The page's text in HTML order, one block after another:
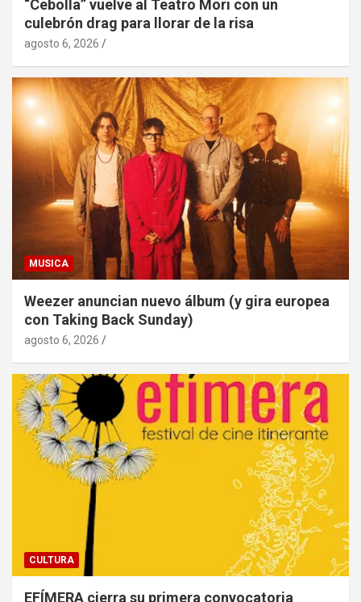
“Cebolla” vuelve al Teatro Mori con un
culebrón drag para llorar de la risa
agosto 6, 2026
MUSICA
Weezer anuncian nuevo álbum (y gira europea
con Taking Back Sunday)
agosto 6, 2026
CULTURA
EFÍMERA cierra su primera convocatoria